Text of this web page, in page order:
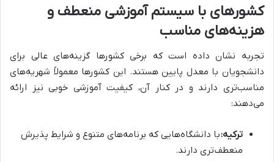
کشورهای با سیستم آموزشی منعطف و
هزینه‌های مناسب
تجربه نشان داده است که برخی کشورها گزینه‌های عالی برای
دانشجویان با معدل پایین هستند. این کشورها معمولاً شهریه‌های
مناسب‌تری دارند و در کنار آن، کیفیت آموزشی خوبی نیز ارائه
می‌دهند:
ترکیه:با دانشگاه‌هایی که برنامه‌های متنوع و شرایط پذیرش
منعطف‌تری دارند.